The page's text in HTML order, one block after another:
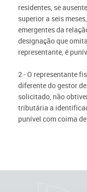
residentes, se
superior a seis
emergentes da
designação que
representante, é
2 - O representante
diferente do gestor
solicitado, não
tributária a
punível com coima